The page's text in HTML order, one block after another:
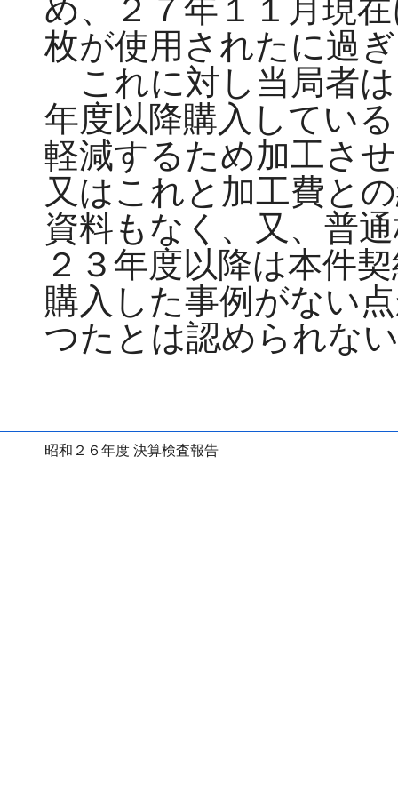
め、２７年１１月現
枚が使用されたに過
これに対し当局者
年度以降購入してい
軽減するため加工さ
又はこれと加工費と
資料もなく、又、普
２３年度以降は本件
購入した事例がない
つたとは認められな
昭和２６年度 決算検査報告